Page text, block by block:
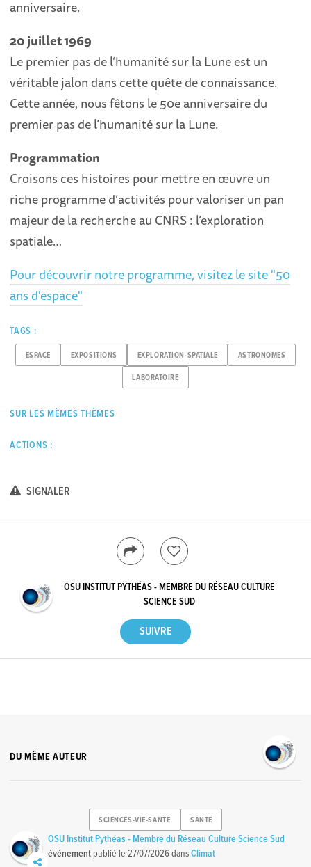
anniversaire.
20 juillet 1969
Le premier pas de l’humanité sur la Lune est un
véritable jalon dans cette quête de connaissance.
Cette année, nous fêtons le 50e anniversaire du
premier pas de l’humanité sur la Lune.
Programmation
Croisons ces histoires pour mettre en œuvre un
riche programme d’activités pour valoriser un pan
majeur de la recherche au CNRS : l’exploration
spatiale…
Pour découvrir notre programme, visitez le site "50
ans d'espace"
TAGS :
ESPACE EXPOSITIONS EXPLORATION-SPATIALE ASTRONOMES
LABORATOIRE
SUR LES MÊMES THÈMES
ACTIONS :
SIGNALER
OSU INSTITUT PYTHÉAS - MEMBRE DU RÉSEAU CULTURE
SCIENCE SUD
DU MÊME AUTEUR
SCIENCES-VIE-SANTE SANTE
OSU Institut Pythéas - Membre du Réseau Culture Science Sud
événement publié le27/07/2026dansClimat